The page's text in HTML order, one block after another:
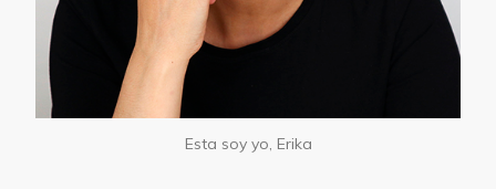
Esta soy yo, Erika